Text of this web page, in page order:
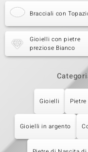
Bracciali con
Gioielli con pietre
preziose Bianco
Gioielli
Gioielli in argento